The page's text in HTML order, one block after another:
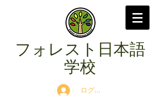
​フォレスト日本語
学校
ログイン